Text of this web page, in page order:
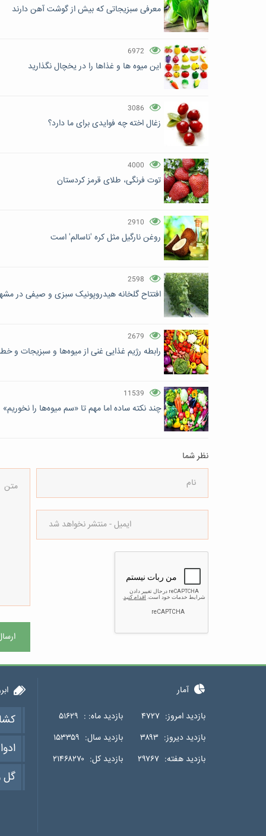
معرفی سبزیجاتی که بیش از گوشت آهن دارند
6972
این میوه ها و غذاها را در یخچال نگذارید
3086
زغال اخته چه فوایدی برای ما دارد؟
4000
توت فرنگی، طلای قرمز کردستان
2910
روغن نارگیل مثل کره 'ناسالم' است
2598
افتتاح گلخانه هیدروپونیک سبزی و صیفی در
2679
رابطه رژیم غذایی غنی از میوه‌ها و سبزیجات و
11539
چند نکته ساده اما مهم تا «سم میوه‌ها را نخوریم»
نظر شما
گل
آمار
بازدید امروز: ۴۷۲۷ بازدید ماه: : ۵۱۶۲۹
بازدید دیروز: ۳۸۹۳ بازدید سال: ۱۵۳۳۵۹
بازدید هفته: ۲۹۷۶۷ بازدید کل: ۲۱۴۶۸۲۷۰